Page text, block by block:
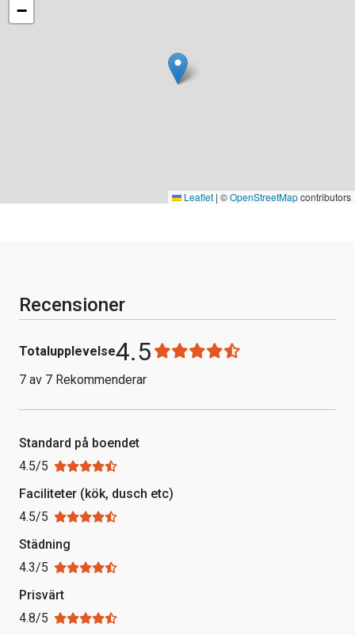
−
Leaflet | ©OpenStreetMapcontributors
Recensioner
Totalupplevelse4.5
7 av 7 Rekommenderar
Standard på boendet
4.5/5
Faciliteter (kök, dusch etc)
4.5/5
Städning
4.3/5
Prisvärt
4.8/5